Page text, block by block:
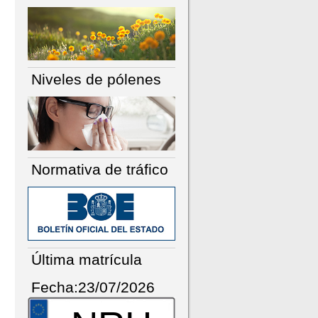
Niveles de pólenes
Normativa de tráfico
Última matrícula
Fecha:23/07/2026